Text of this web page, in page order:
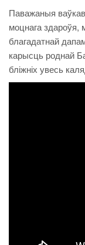
Паважаныя
моцнага здароўя,
благадатнай
карысць роднай
бліжніх увесь